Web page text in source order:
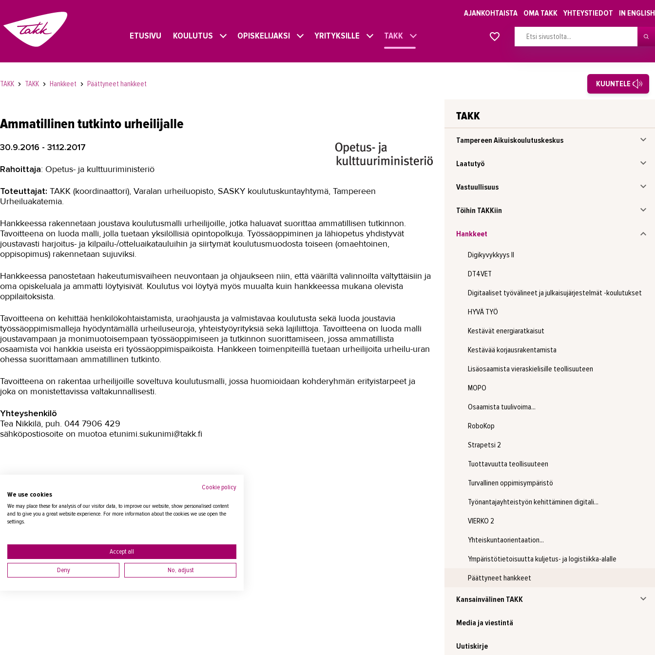
AJANKOHTAISTA OMA TAKK YHTEYSTIEDOT IN ENGLISH
ETUSIVU KOULUTUS OPISKELIJAKSI YRITYKSILLE TAKK
TAKK TAKK Hankkeet Päättyneet hankkeet KUUNTELE
Ammatillinen tutkinto urheilijalle
30.9.2016 - 31.12.2017
Rahoittaja: Opetus- ja kulttuuriministeriö
Toteuttajat: TAKK (koordinaattori), Varalan urheiluopisto, SASKY koulutuskuntayhtymä, Tampereen
Urheiluakatemia.
Hankkeessa rakennetaan joustava koulutusmalli urheilijoille, jotka haluavat suorittaa ammatillisen tutkinnon.
Tavoitteena on luoda malli, jolla tuetaan yksilöllisiä opintopolkuja. Työssäoppiminen ja lähiopetus yhdistyvät
joustavasti harjoitus- ja kilpailu-/otteluaikatauluihin ja siirtymät koulutusmuodosta toiseen (omaehtoinen,
oppisopimus) rakennetaan sujuviksi.
Hankkeessa panostetaan hakeutumisvaiheen neuvontaan ja ohjaukseen niin, että vääriltä valinnoilta vältyttäisiin ja
oma opiskeluala ja ammatti löytyisivät. Koulutus voi löytyä myös muualta kuin hankkeessa mukana olevista
oppilaitoksista.
Tavoitteena on kehittää henkilökohtaistamista, uraohjausta ja valmistavaa koulutusta sekä luoda joustavia
työssäoppimismalleja hyödyntämällä urheiluseuroja, yhteistyöyrityksiä sekä lajiliittoja. Tavoitteena on luoda malli
joustavampaan ja monimuotoisempaan työssäoppimiseen ja tutkinnon suorittamiseen, jossa ammatillista
osaamista voi hankkia useista eri työssäoppimispaikoista. Hankkeen toimenpiteillä tuetaan urheilijoita urheilu-uran
ohessa suorittamaan ammatillinen tutkinto.
Tavoitteena on rakentaa urheilijoille soveltuva koulutusmalli, jossa huomioidaan kohderyhmän erityistarpeet ja
joka on monistettavissa valtakunnallisesti.
Yhteyshenkilö
Tea Nikkilä, puh. 044 7906 429
sähköpostiosoite on muotoa etunimi.sukunimi@takk.fi
TAKK
Tampereen Aikuiskoulutuskeskus
Laatutyö
Vastuullisuus
Töihin TAKKiin
Hankkeet
Digikyvykkyys II
DT4VET
Digitaaliset työvälineet ja julkaisujärjestelmät -koulutukset
HYVÄ TYÖ
Kestävät energiaratkaisut
Kestävää korjausrakentamista
Lisäosaamista vieraskielisille teollisuuteen
MOPO
Osaamista tuulivoima...
RoboKop
Strapetsi 2
Tuottavuutta teollisuuteen
Turvallinen oppimisympäristö
Työnantajayhteistyön kehittäminen digitali...
VIERKO 2
Yhteiskuntaorientaation...
Ympäristötietoisuutta kuljetus- ja logistiikka-alalle
Päättyneet hankkeet
Kansainvälinen TAKK
Media ja viestintä
Uutiskirje
Alkavat koulutukset osiosta
Cookie policy
We use cookies
We may place these for analysis of our visitor data, to improve our website, show personalised content
and to give you a great website experience. For more information about the cookies we use open the
settings.
Accept all
Deny No, adjust